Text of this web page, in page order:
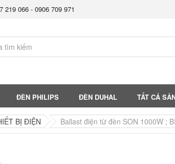
219 066 - 0906 709 971
ĐÈN PHILIPS ĐÈN DUHAL TẤT CẢ
BỊ ĐIỆN Ballast điện từ đèn SON 1000W ;